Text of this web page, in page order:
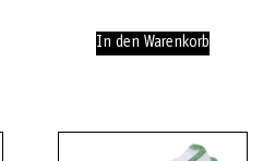
In den Warenkorb